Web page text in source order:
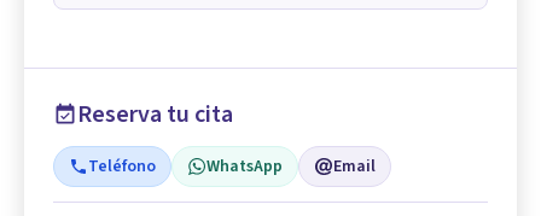
Reserva tu cita
Teléfono WhatsApp Email